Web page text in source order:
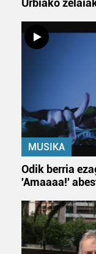
Urbiako
MUSIKA
Odik berria
'Amaaaa!'